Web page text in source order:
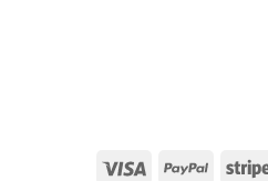
Visa PayPal